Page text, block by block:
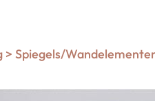
> Spiegels/